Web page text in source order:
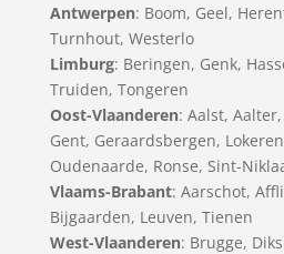
Antwerpen: Boom, Geel,
Turnhout, Westerlo
Limburg: Beringen, Genk,
Truiden, Tongeren
Oost-Vlaanderen: Aalst, Aalter,
Gent, Geraardsbergen, Lokeren
Oudenaarde, Ronse, Sint-
Vlaams-Brabant: Aarschot,
Bijgaarden, Leuven, Tienen
West-Vlaanderen: Brugge,